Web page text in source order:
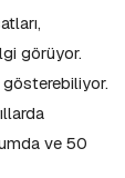
görüyor.
gösterebiliyor.
ve 50